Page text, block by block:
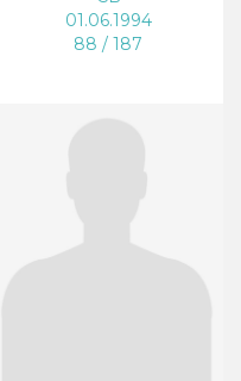
01.06.1994
88 / 187